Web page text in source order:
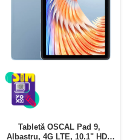
Tabletă OSCAL Pad 9,
Albastru, 4G LTE, 10.1" HD+